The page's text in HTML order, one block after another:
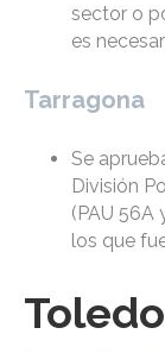
sector o
es
Tarragona
Se
División
(PAU 56A
los que
Toledo